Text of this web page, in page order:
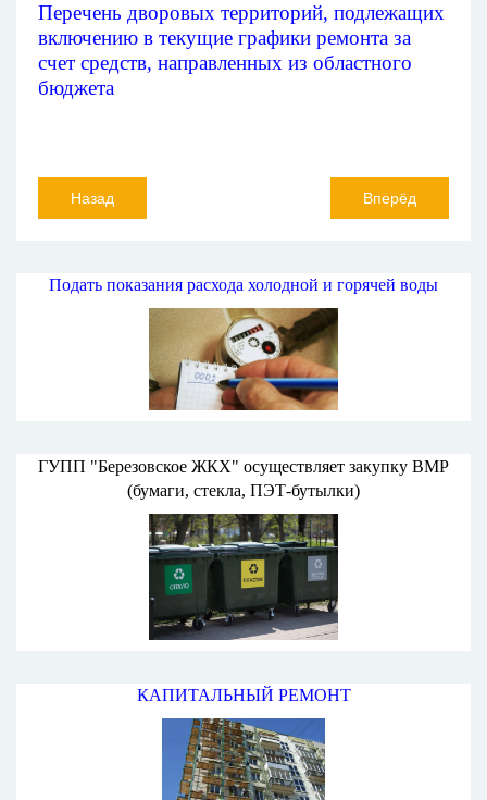
Перечень дворовых территорий, подлежащих
включению в текущие графики ремонта за
счет средств, направленных из областного
бюджета
Назад Вперёд
Подать показания расхода холодной и горячей воды
ГУПП "Березовское ЖКХ" осуществляет закупку ВМР
(бумаги, стекла, ПЭТ-бутылки)
КАПИТАЛЬНЫЙ РЕМОНТ